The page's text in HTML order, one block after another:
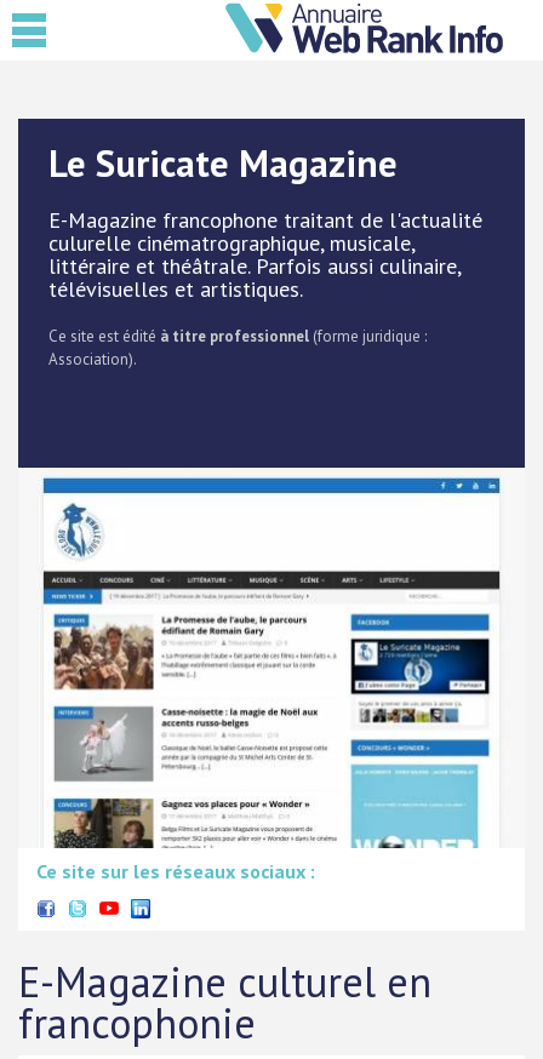
Le Suricate Magazine
E-Magazine francophone traitant de l'actualité
culurelle cinématrographique, musicale,
littéraire et théâtrale. Parfois aussi culinaire,
télévisuelles et artistiques.
Ce site est édité à titre professionnel (forme juridique :
Association).
Ce site sur les réseaux sociaux :
E-Magazine culturel en
francophonie